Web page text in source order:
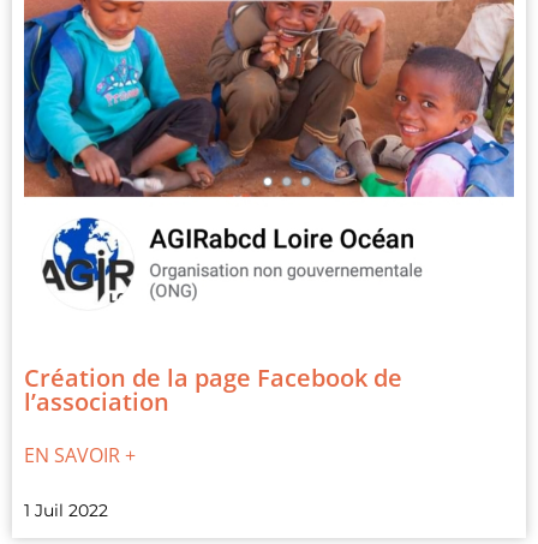
Création de la page Facebook de
l’association
EN SAVOIR +
1 Juil 2022